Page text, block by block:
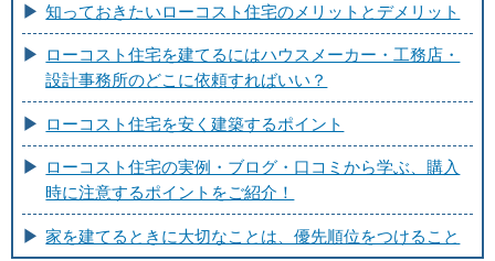
知っておきたいローコスト住宅のメリットとデメリット
ローコスト住宅を建てるにはハウスメーカー・工務店・
設計事務所のどこに依頼すればいい？
ローコスト住宅を安く建築するポイント
ローコスト住宅の実例・ブログ・口コミから学ぶ、購入
時に注意するポイントをご紹介！
家を建てるときに大切なことは、優先順位をつけること